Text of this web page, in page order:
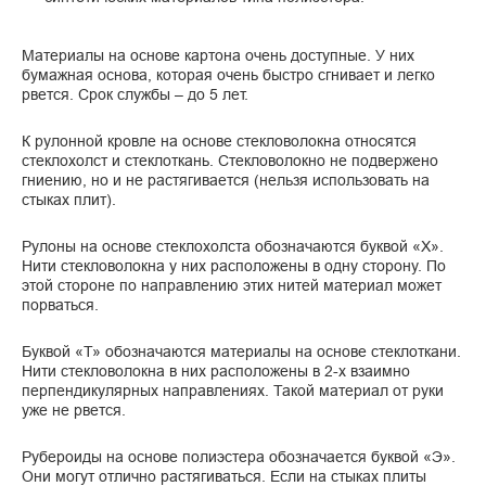
Материалы на основе картона очень доступные. У них
бумажная основа, которая очень быстро сгнивает и легко
рвется. Срок службы – до 5 лет.
К рулонной кровле на основе стекловолокна относятся
стеклохолст и стеклоткань. Стекловолокно не подвержено
гниению, но и не растягивается (нельзя использовать на
стыках плит).
Рулоны на основе стеклохолста обозначаются буквой «Х».
Нити стекловолокна у них расположены в одну сторону. По
этой стороне по направлению этих нитей материал может
порваться.
Буквой «Т» обозначаются материалы на основе стеклоткани.
Нити стекловолокна в них расположены в 2-х взаимно
перпендикулярных направлениях. Такой материал от руки
уже не рвется.
Рубероиды на основе полиэстера обозначается буквой «Э».
Они могут отлично растягиваться. Если на стыках плиты